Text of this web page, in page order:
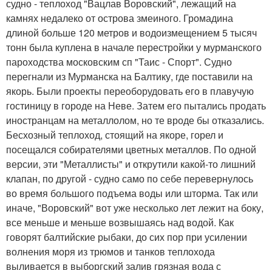
судно - теплоход "Вацлав Воровский", лежащий на
камнях недалеко от острова змеиного. Громадина
длиной больше 120 метров и водоизмещением 5 тысяч
тонн была куплена в начале перестройки у мурманского
пароходства московским сп "Таис - Спорт". Судно
перегнали из Мурманска на Балтику, где поставили на
якорь. Были проекты переоборудовать его в плавучую
гостиницу в городе на Неве. Затем его пытались продать
иностранцам на металлолом, но те вроде бы отказались.
Бесхозный теплоход, стоящий на якоре, горел и
посещался собирателями цветных металлов. По одной
версии, эти "Металлисты" и открутили какой-то лишний
клапан, по другой - судно само по себе перевернулось
во время большого подъема воды или шторма. Так или
иначе, "Воровский" вот уже несколько лет лежит на боку,
все меньше и меньше возвышаясь над водой. Как
говорят балтийские рыбаки, до сих пор при усилении
волнения моря из трюмов и танков теплохода
выливается в выборгский залив грязная вода с